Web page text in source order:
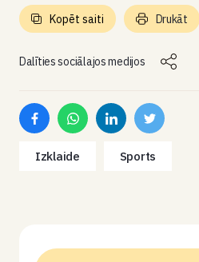
Dalīties sociālajos medijos
Kopēt saiti Drukāt
Izklaide Sports